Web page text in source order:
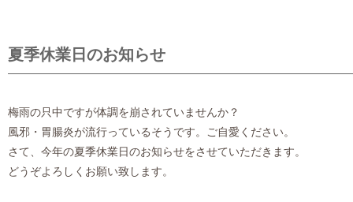
夏季休業日のお知らせ
梅雨の只中ですが体調を崩されていませんか？
風邪・胃腸炎が流行っているそうです。ご自愛ください。
さて、今年の夏季休業日のお知らせをさせていただきます。
どうぞよろしくお願い致します。